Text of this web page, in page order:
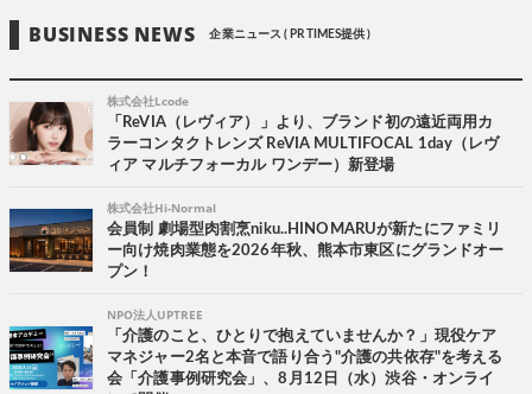
BUSINESS NEWS 企業ニュース ( PR TIMES提供 )
株式会社Lcode
「ReVIA（レヴィア）」より、ブランド初の遠近両用カ
ラーコンタクトレンズ ReVIA MULTIFOCAL 1day（レヴ
ィア マルチフォーカル ワンデー）新登場
株式会社Hi-Normal
会員制 劇場型肉割烹niku..HINOMARUが新たにファミリ
ー向け焼肉業態を2026年秋、熊本市東区にグランドオー
プン！
NPO法人UPTREE
「介護のこと、ひとりで抱えていませんか？」現役ケア
マネジャー2名と本音で語り合う"介護の共依存"を考える
会「介護事例研究会」、8月12日（水）渋谷・オンライ